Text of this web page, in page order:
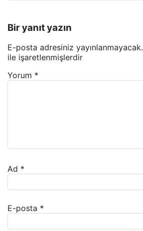
Bir yanıt yazın
E-posta adresiniz yayınlanmayacak.
ile işaretlenmişlerdir
Yorum *
Ad *
E-posta *